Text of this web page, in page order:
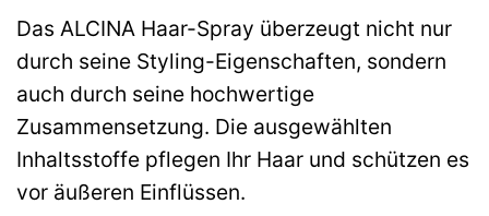
Das ALCINA Haar-Spray überzeugt nicht nur
durch seine Styling-Eigenschaften, sondern
auch durch seine hochwertige
Zusammensetzung. Die ausgewählten
Inhaltsstoffe pflegen Ihr Haar und schützen es
vor äußeren Einflüssen.